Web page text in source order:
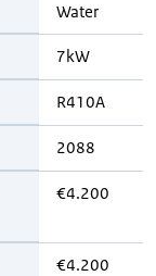
Water
7kW
R410A
2088
€4.200
€4.200